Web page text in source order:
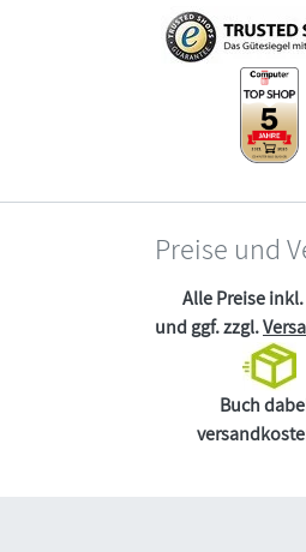
Preise und
Alle Preise
und ggf. zzgl.
Buch